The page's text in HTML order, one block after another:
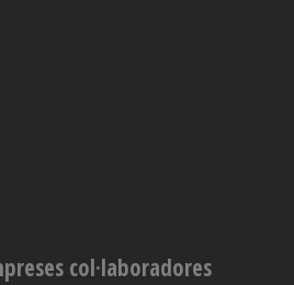
col·laboradores